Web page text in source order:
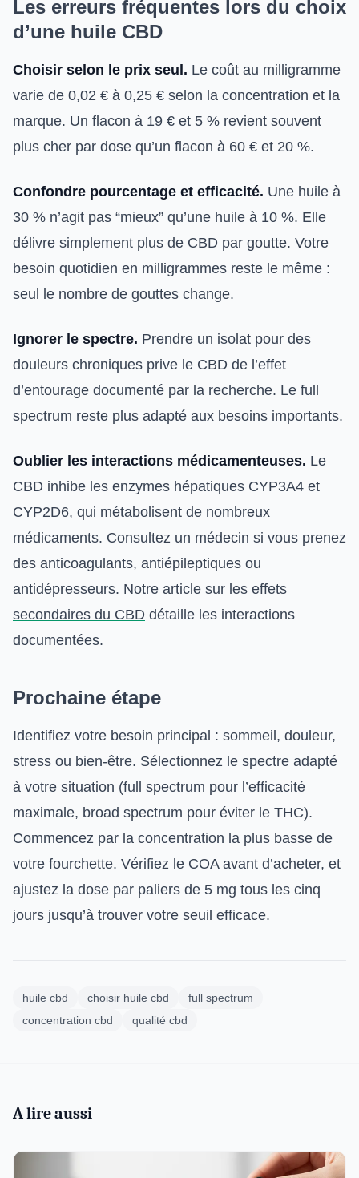
Les erreurs fréquentes lors du choix
d’une huile CBD
Choisir selon le prix seul. Le coût au milligramme
varie de 0,02 € à 0,25 € selon la concentration et la
marque. Un flacon à 19 € et 5 % revient souvent
plus cher par dose qu’un flacon à 60 € et 20 %.
Confondre pourcentage et efficacité. Une huile à
30 % n’agit pas “mieux” qu’une huile à 10 %. Elle
délivre simplement plus de CBD par goutte. Votre
besoin quotidien en milligrammes reste le même :
seul le nombre de gouttes change.
Ignorer le spectre. Prendre un isolat pour des
douleurs chroniques prive le CBD de l’effet
d’entourage documenté par la recherche. Le full
spectrum reste plus adapté aux besoins importants.
Oublier les interactions médicamenteuses. Le
CBD inhibe les enzymes hépatiques CYP3A4 et
CYP2D6, qui métabolisent de nombreux
médicaments. Consultez un médecin si vous prenez
des anticoagulants, antiépileptiques ou
antidépresseurs. Notre article sur les effets
secondaires du CBD détaille les interactions
documentées.
Prochaine étape
Identifiez votre besoin principal : sommeil, douleur,
stress ou bien-être. Sélectionnez le spectre adapté
à votre situation (full spectrum pour l’efficacité
maximale, broad spectrum pour éviter le THC).
Commencez par la concentration la plus basse de
votre fourchette. Vérifiez le COA avant d’acheter, et
ajustez la dose par paliers de 5 mg tous les cinq
jours jusqu’à trouver votre seuil efficace.
huile cbd choisir huile cbd
full spectrum
concentration cbd
qualité cbd
A lire aussi